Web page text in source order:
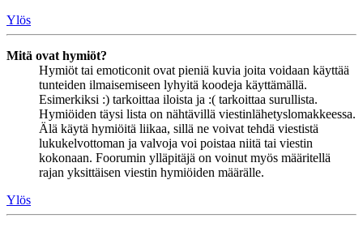
Ylös
Mitä ovat hymiöt?
Hymiöt tai emoticonit ovat pieniä kuvia joita voidaan käyttää
tunteiden ilmaisemiseen lyhyitä koodeja käyttämällä.
Esimerkiksi :) tarkoittaa iloista ja :( tarkoittaa surullista.
Hymiöiden täysi lista on nähtävillä viestinlähetyslomakkeessa.
Älä käytä hymiöitä liikaa, sillä ne voivat tehdä viestistä
lukukelvottoman ja valvoja voi poistaa niitä tai viestin
kokonaan. Foorumin ylläpitäjä on voinut myös määritellä
rajan yksittäisen viestin hymiöiden määrälle.
Ylös